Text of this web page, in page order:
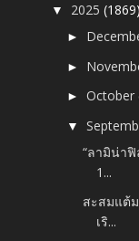
▼ 2025(1869)
►
►
►October
▼
“ลามิน่า
1...
สะสมแต้
เริ...